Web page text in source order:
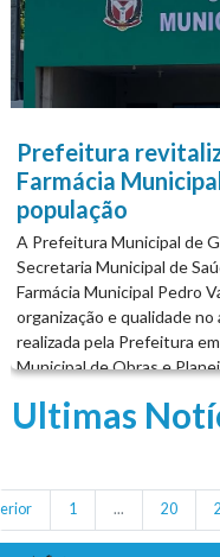
Ultimas
GRANDES RIOS
Prefeitura
Farmácia
população
A Prefeitura Municipal de
Secretaria Municipal de
Farmácia Municipal Pedro
organização e qualidade
realizada pela Prefeitura
Municipal de Obras e
GRANDES RIOS
1 ... 20